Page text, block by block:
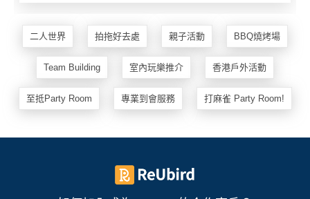
二人世界 拍拖好去處 親子活動 BBQ燒烤場
Team Building 室內玩樂推介 香港戶外活動
至抵Party Room 專業到會服務 打麻雀 Party Room!